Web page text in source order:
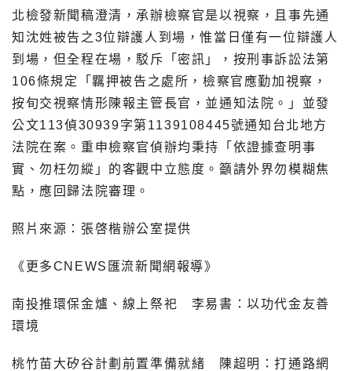
北檢發新聞稿澄清，承辦檢察官是以視察，且事先通
知沈姓被告之3位辯護人到場，惟當日僅有一位辯護人
到場，但全程在場，駁斥「密訊」，按刑事訴訟法第
106條規定「羈押被告之處所，檢察官應勤加視察，
按旬交視察情形陳報主管長官，並通知法院。」並發
公文113偵30939字第1139108445號通知台北地方
法院在案。重申檢察官偵辦均秉持「依證據查明事
實、勿枉勿縱」的客觀中立態度。籲請外界勿模糊焦
點，應回歸法院審理。
照片來源：張啓楷辦公室提供
《更多CNEWS匯流新聞網報導》
南投推環保金爐、線上祭祀 李易書：以功代金友善
環境
桃竹苗大矽谷計劃前置準備就緒 陳超明：打通路網